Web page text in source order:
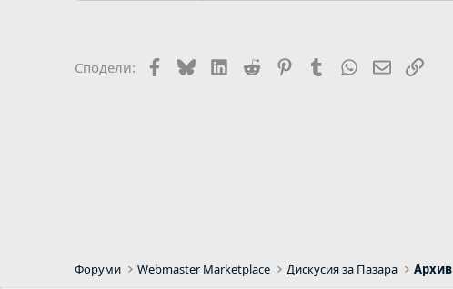
Сподели: Facebook
BlueskyLinkedIn
Reddit PinterestTumblr WhatsApp
EmailLink
Форуми Webmaster Marketplace Дискусия за Пазара Архив